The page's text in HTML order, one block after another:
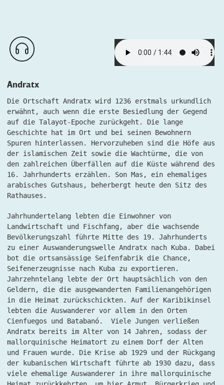
Andratx
Die Ortschaft Andratx wird 1236 erstmals urkundlich
erwähnt, auch wenn die erste Besiedlung der Gegend
auf die Talayot-Epoche zurückgeht. Die lange
Geschichte hat im Ort und bei seinen Bewohnern
Spuren hinterlassen. Hervorzuheben sind die Höfe aus
der islamischen Zeit sowie die Wachtürme, die von
den zahlreichen Überfällen auf die Küste während des
16. Jahrhunderts erzählen. Son Mas, ein ehemaliges
arabisches Gutshaus, beherbergt heute den Sitz des
Rathauses.
Jahrhundertelang lebten die Einwohner von
Landwirtschaft und Fischfang, aber die wachsende
Bevölkerungszahl führte Mitte des 19. Jahrhunderts
zu einer Auswanderungswelle Andratx nach Kuba. Dabei
bot die ortsansässige Seifenfabrik die Chance,
Seifenerzeugnisse nach Kuba zu exportieren.
Jahrzehntelang lebte der Ort hauptsächlich von den
Geldern, die die ausgewanderten Familienangehörigen
in die Heimat zurückschickten. Auf der Karibikinsel
lebten die Auswanderer vor allem in den Orten
Cienfuegos und Batabanó. Viele Jungen verließen
Andratx bereits im Alter von 14 Jahren, sodass der
mallorquinische Heimatort zu einem Dorf der Alten
und Frauen wurde. Die Krise ab 1929 und der Rückgang
der kubanischen Wirtschaft führte ab 1930 dazu, dass
viele ehemalige Auswanderer in ihre mallorquinische